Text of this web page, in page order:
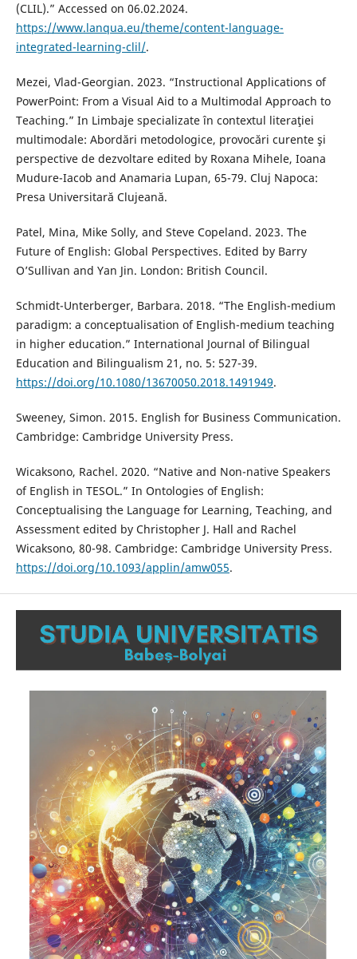
(CLIL).” Accessed on 06.02.2024.
https://www.lanqua.eu/theme/content-language-
integrated-learning-clil/.
Mezei, Vlad-Georgian. 2023. “Instructional Applications of
PowerPoint: From a Visual Aid to a Multimodal Approach to
Teaching.” In Limbaje specializate în contextul literaţiei
multimodale: Abordări metodologice, provocări curente şi
perspective de dezvoltare edited by Roxana Mihele, Ioana
Mudure-Iacob and Anamaria Lupan, 65-79. Cluj Napoca:
Presa Universitară Clujeană.
Patel, Mina, Mike Solly, and Steve Copeland. 2023. The
Future of English: Global Perspectives. Edited by Barry
O’Sullivan and Yan Jin. London: British Council.
Schmidt-Unterberger, Barbara. 2018. “The English-medium
paradigm: a conceptualisation of English-medium teaching
in higher education.” International Journal of Bilingual
Education and Bilingualism 21, no. 5: 527-39.
https://doi.org/10.1080/13670050.2018.1491949.
Sweeney, Simon. 2015. English for Business Communication.
Cambridge: Cambridge University Press.
Wicaksono, Rachel. 2020. “Native and Non-native Speakers
of English in TESOL.” In Ontologies of English:
Conceptualising the Language for Learning, Teaching, and
Assessment edited by Christopher J. Hall and Rachel
Wicaksono, 80-98. Cambridge: Cambridge University Press.
https://doi.org/10.1093/applin/amw055.